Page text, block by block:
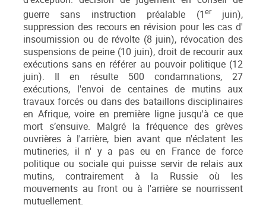
guerre sans instruction préalable (1erjuin),
suppression des recours en révision pour les cas d'
insoumission ou de révolte (8 juin), révocation des
suspensions de peine (10 juin), droit de recourir aux
exécutions sans en référer au pouvoir politique (12
juin). Il en résulte 500 condamnations, 27
exécutions, l'envoi de centaines de mutins aux
travaux forcés ou dans des bataillons disciplinaires
en Afrique, voire en première ligne jusqu'à ce que
mort s’ensuive. Malgré la fréquence des grèves
ouvrières à l'arrière, bien avant que n'éclatent les
mutineries, il n' y a pas eu en France de force
politique ou sociale qui puisse servir de relais aux
mutins, contrairement à la Russie où les
mouvements au front ou à l'arrière se nourrissent
mutuellement.